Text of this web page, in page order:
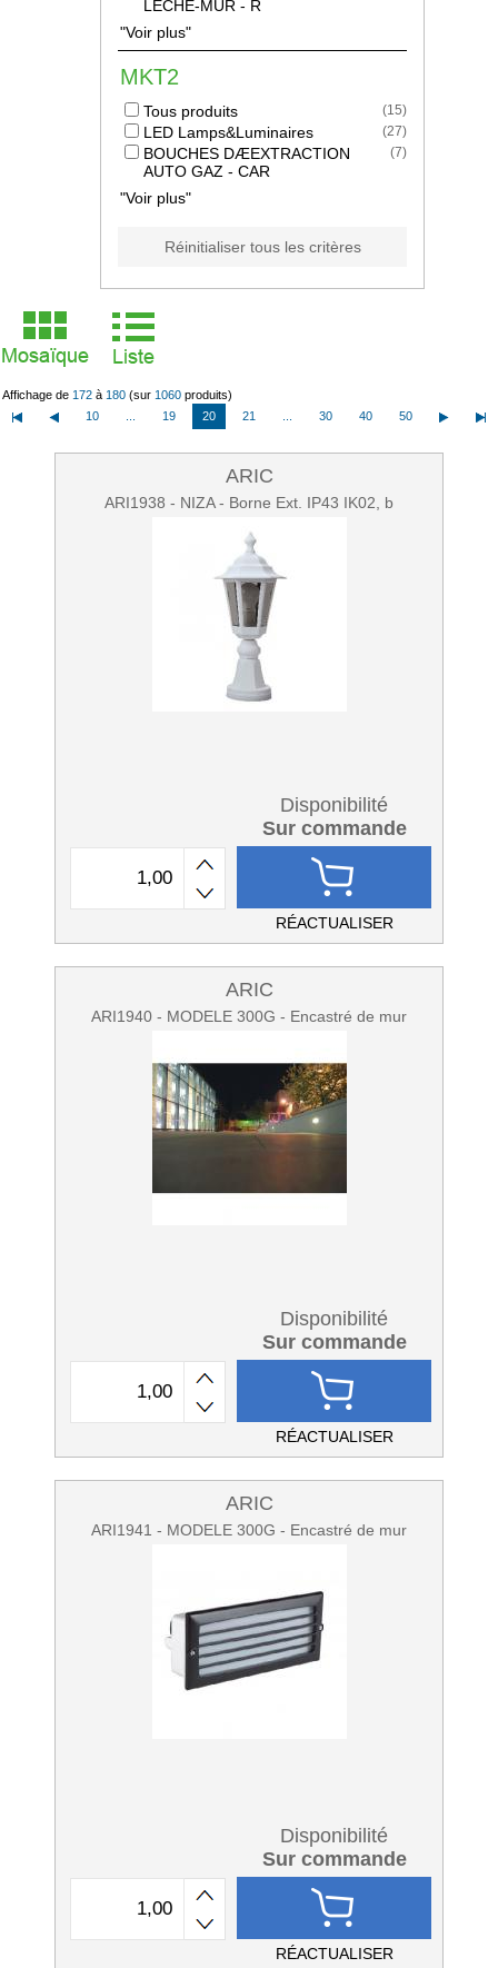
LECHE-MUR - R
"Voir plus"
MKT2
Tous produits (15)
LED Lamps&Luminaires (27)
BOUCHES DÆEXTRACTION
AUTO GAZ - CAR
(7)
"Voir plus"
Réinitialiser tous les critères
Affichage de 172 à 180 (sur 1060 produits)
10
19 20 21 30 40 50
ARIC
ARI1938 - NIZA - Borne Ext. IP43 IK02, b
Disponibilité
Sur commande
RÉACTUALISER
ARIC
ARI1940 - MODELE 300G - Encastré de mur
Disponibilité
Sur commande
RÉACTUALISER
ARIC
ARI1941 - MODELE 300G - Encastré de mur
Disponibilité
Sur commande
RÉACTUALISER